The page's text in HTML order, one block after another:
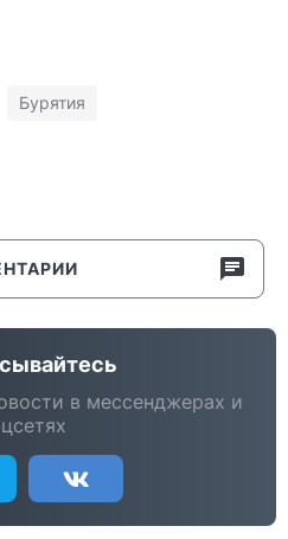
Бурятия
в мессенджерах и